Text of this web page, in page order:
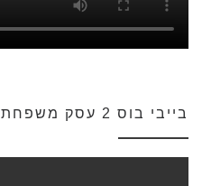
בייבי בוס 2 עסק משפחתי – טריילר רשמי מדובב